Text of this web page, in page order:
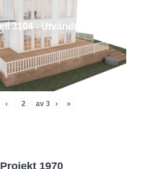
3104 - Utvändig vy 2
‹ av 3 › »
Projekt 1970